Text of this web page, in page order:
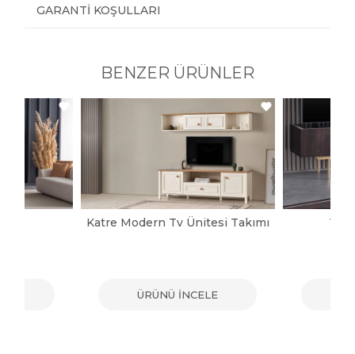
GARANTI KOŞULLARI
BENZER ÜRÜNLER
Katre Modern Tv Ünitesi Takımı
ÜRÜNÜ İNCELE